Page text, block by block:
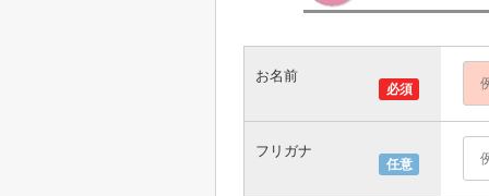
必須
お名前
任意
フリガナ